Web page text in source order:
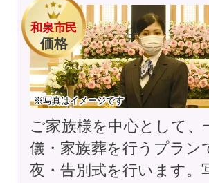
和泉市民
価格
※写真はイメージです
ご家族様を中心として、
儀・家族葬を行うプラン
夜・告別式を行います。